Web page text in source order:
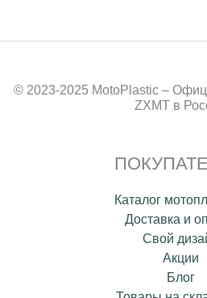
© 2023-2025 MotoPlastic –
ZXMT в
Каталог
Доставка и
Свой
Акции
Блог